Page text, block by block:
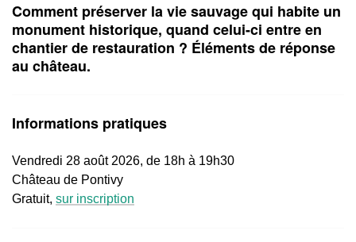
Comment préserver la vie sauvage qui habite un
monument historique, quand celui-ci entre en
chantier de restauration ? Éléments de réponse
au château.
Informations pratiques
Vendredi 28 août 2026, de 18h à 19h30
Château de Pontivy
Gratuit, sur inscription